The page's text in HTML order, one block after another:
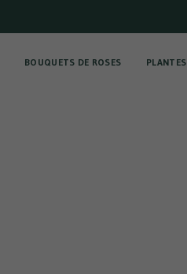
BOUQUETS DE ROSES PLANTES